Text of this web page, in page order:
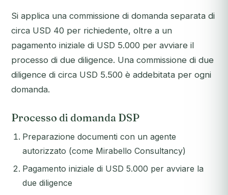
Si applica una commissione di domanda separata di
circa USD 40 per richiedente, oltre a un
pagamento iniziale di USD 5.000 per avviare il
processo di due diligence. Una commissione di due
diligence di circa USD 5.500 è addebitata per ogni
domanda.
Processo di domanda DSP
Preparazione documenti con un agente
autorizzato (come Mirabello Consultancy)
Pagamento iniziale di USD 5.000 per avviare la
due diligence